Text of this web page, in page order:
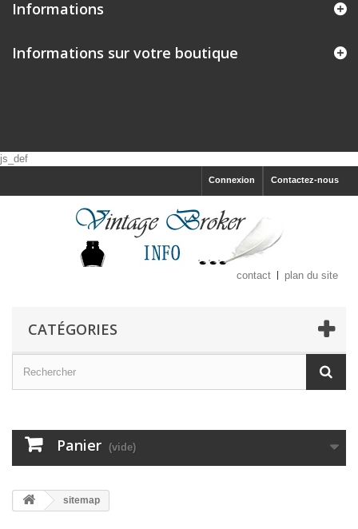
Informations
Informations sur votre boutique
js_def
Contactez-nous
Connexion
contact plan du site
CATÉGORIES
Panier (vide)
sitemap